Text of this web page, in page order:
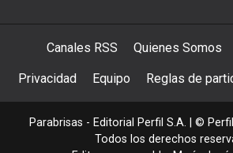
Canales RSS Quienes Somos
Privacidad Equipo Reglas de
Parabrisas - Editorial Perfil S.A. | ©
Todos los derechos